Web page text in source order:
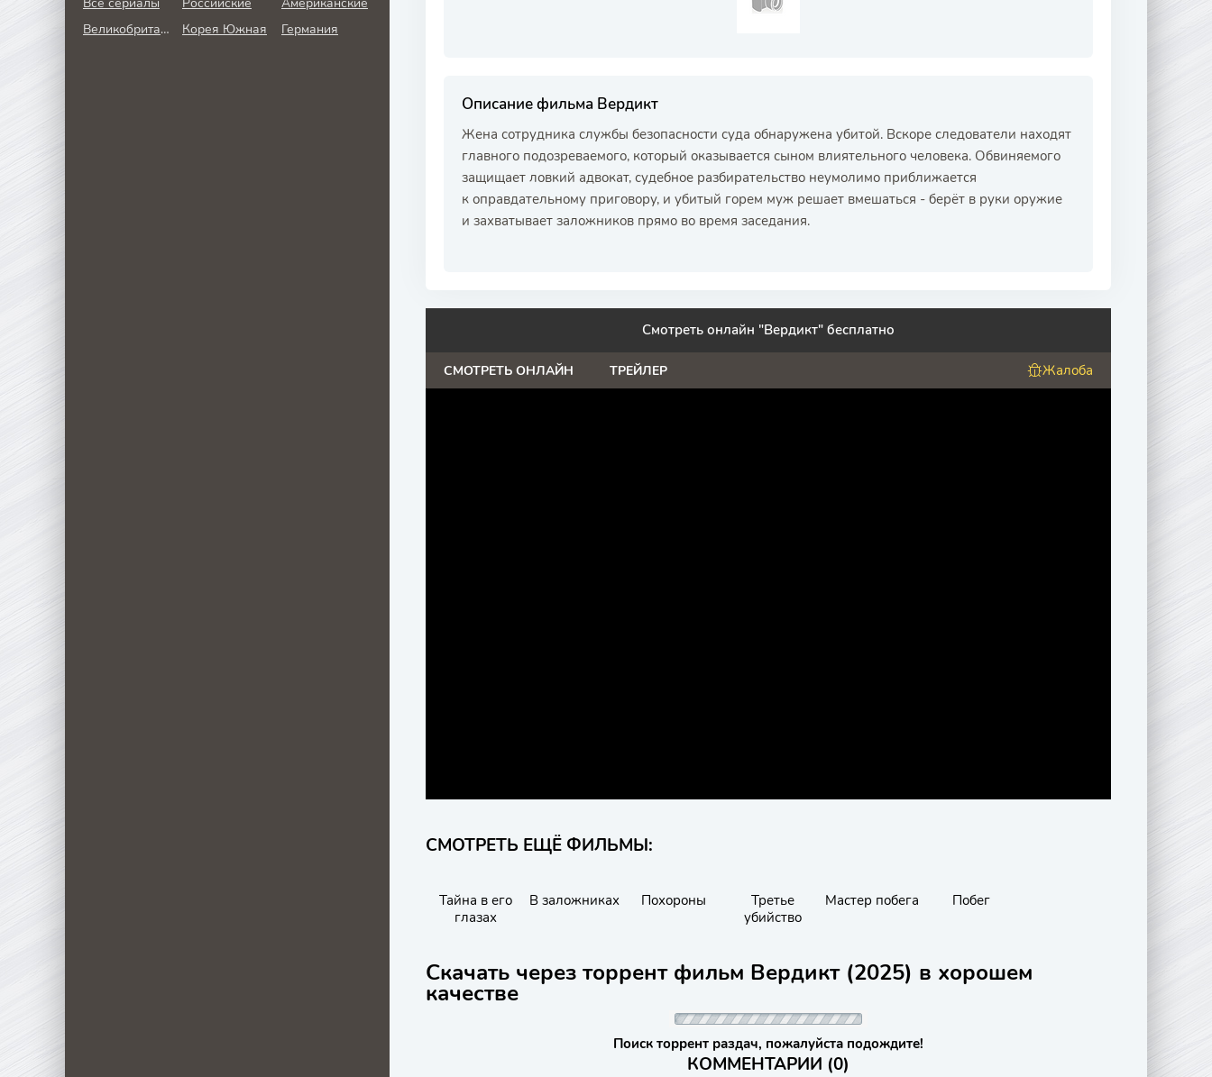
Описание фильма Вердикт
Жена сотрудника службы безопасности суда обнаружена убитой. Вскоре следователи находят
главного подозреваемого, который оказывается сыном влиятельного человека. Обвиняемого
защищает ловкий адвокат, судебное разбирательство неумолимо приближается
к оправдательному приговору, и убитый горем муж решает вмешаться - берёт в руки оружие
и захватывает заложников прямо во время заседания.
Смотреть онлайн "Вердикт" бесплатно
СМОТРЕТЬ ОНЛАЙН ТРЕЙЛЕР Жалоба
СМОТРЕТЬ ЕЩЁ ФИЛЬМЫ:
Тайна в его
глазах
В заложниках Похороны
Третье
убийство
Мастер побега Побег
Скачать через торрент фильм Вердикт (2025) в хорошем
качестве
Поиск торрент раздач, пожалуйста подождите!
КОММЕНТАРИИ (0)
Великобритания
Корея Южная Германия